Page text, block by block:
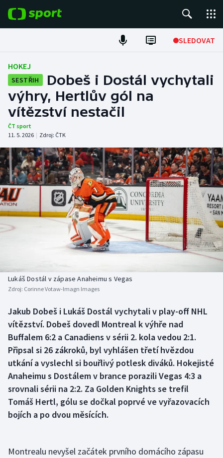
SLEDOVAT
Fotbal
Hokej
Tenis
Atletika
Cyklistika
DALŠÍ SPORTY
Americký fotbal
Baseball a softbal
Biatlon
Box
Curling
Dostihy
Florbal
Futsal
NEPŘEHLÉDNĚTE
Historické návraty
Aplikace ČT sport
HOKEJ
SESTŘIH
Dobeš i Dostál vychytali
výhry, Hertlův gól na
vítězství nestačil
ČT sport
11. 5. 2026 | Zdroj: ČTK
Lukáš Dostál v zápase Anaheimu s Vegas
Zdroj: Corinne Votaw-Imagn Images
Jakub Dobeš i Lukáš Dostál vychytali v play-off NHL
vítězství. Dobeš dovedl Montreal k výhře nad
Buffalem 6:2 a Canadiens v sérii 2. kola vedou 2:1.
Připsal si 26 zákroků, byl vyhlášen třetí hvězdou
utkání a vyslechl si bouřlivý potlesk diváků. Hokejisté
Anaheimu s Dostálem v brance porazili Vegas 4:3 a
srovnali sérii na 2:2. Za Golden Knights se trefil
Tomáš Hertl, gólu se dočkal poprvé ve vyřazovacích
bojích a po dvou měsících.
Montrealu nevyšel začátek prvního domácího zápasu